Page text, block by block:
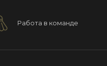
Работа в команде